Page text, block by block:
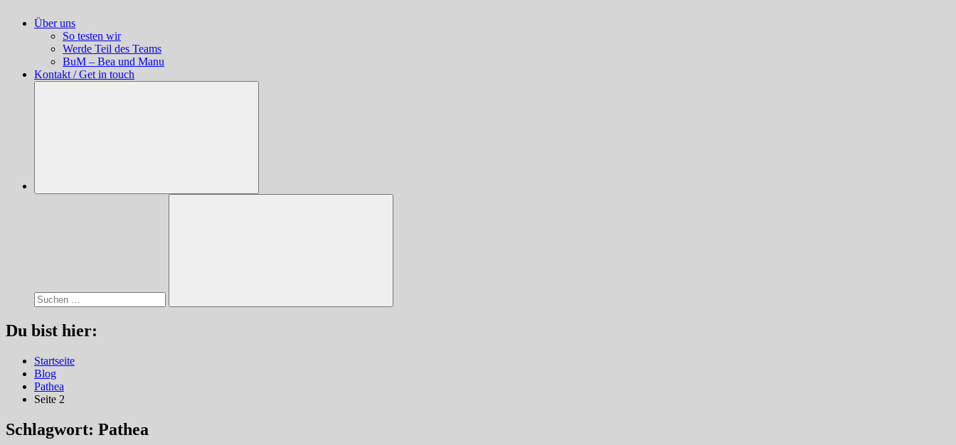
Über uns
So testen wir
Werde Teil des Teams
BuM – Bea und Manu
Kontakt / Get in touch
Suchen
Du bist hier:
Startseite
Blog
Pathea
Seite 2
Schlagwort: Pathea